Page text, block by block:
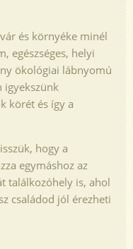
és környéke minél
egészséges, helyi
ökológiai lábnyomú
igyekszünk
körét és így a
hogy a
egymáshoz az
találkozóhely is, ahol
családod jól érezheti